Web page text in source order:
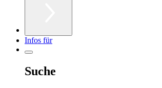
Infos für
Suche